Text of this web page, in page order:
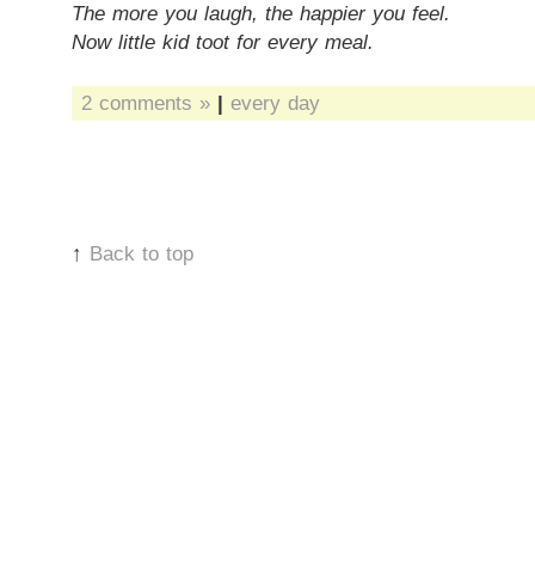
The more you laugh, the happier you feel.
Now little kid toot for every meal.
2 comments » | every day
↑ Back to top